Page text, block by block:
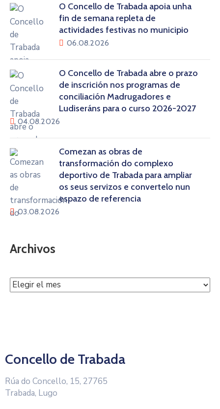
O Concello de Trabada apoia unha
fin de semana repleta de
actividades festivas no municipio
06.08.2026
O Concello de Trabada abre o prazo
de inscrición nos programas de
conciliación Madrugadores e
Ludiseráns para o curso 2026-2027
04.08.2026
Comezan as obras de
transformación do complexo
deportivo de Trabada para ampliar
os seus servizos e convertelo nun
espazo de referencia
03.08.2026
Archivos
Concello de Trabada
Rúa do Concello, 15, 27765
Trabada, Lugo